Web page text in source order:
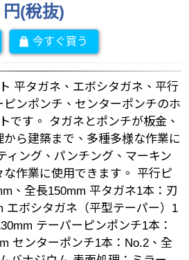
(稅抜)
今すぐ買う
平タガネ、エボシタガネ、平行
ピンポンチ、センターポンチのホ
です。 タガネとポンチが板金、
ら建築まで、多種多様な作業に
ィング、パンチング、マーキン
作業に使用できます。 平行ピ
、全長150mm 平タガネ1本：刃
エボシタガネ（平型テーパー）1
テーパーピンポンチ1本：
センターポンチ1本：No.2、全